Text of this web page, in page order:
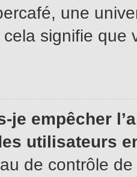
une
signifie que
je empêcher
utilisateurs
de contrôle